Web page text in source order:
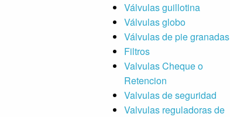
Válvulas guillotina
Válvulas globo
Válvulas de pie granadas
Filtros
Valvulas Cheque o
Retencion
Valvulas de seguridad
Valvulas reguladoras de